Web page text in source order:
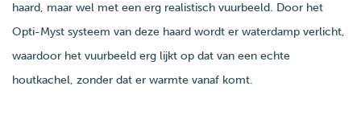
haard, maar wel met een erg realistisch vuurbeeld. Door het
Opti-Myst systeem van deze haard wordt er waterdamp verlicht,
waardoor het vuurbeeld erg lijkt op dat van een echte
houtkachel, zonder dat er warmte vanaf komt.